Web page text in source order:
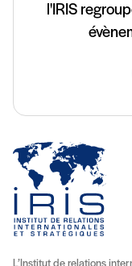
l'IRIS